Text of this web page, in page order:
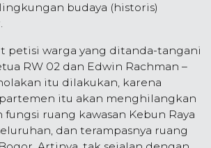
budaya (historis)
petisi warga yang ditanda-tangani
RW 02 dan Edwin Rachman –
itu dilakukan, karena
itu akan menghilangkan
ruang kawasan Kebun Raya
dan terampasnya ruang